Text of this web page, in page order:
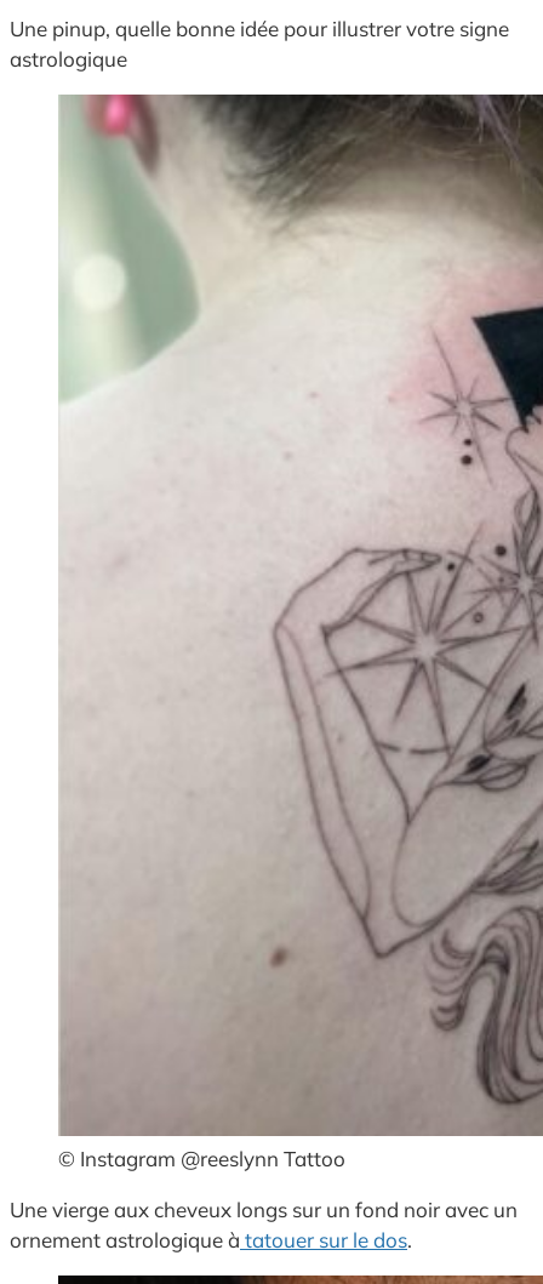
Une pinup, quelle bonne idée pour illustrer votre signe
astrologique
© Instagram @reeslynn Tattoo
Une vierge aux cheveux longs sur un fond noir avec un
ornement astrologique à tatouer sur le dos.